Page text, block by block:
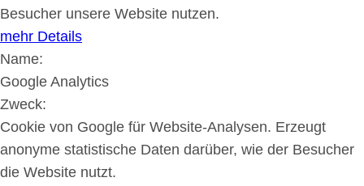
Besucher unsere Website nutzen.
mehr Details
Name:
Google Analytics
Zweck:
Cookie von Google für Website-Analysen. Erzeugt
anonyme statistische Daten darüber, wie der Besucher
die Website nutzt.